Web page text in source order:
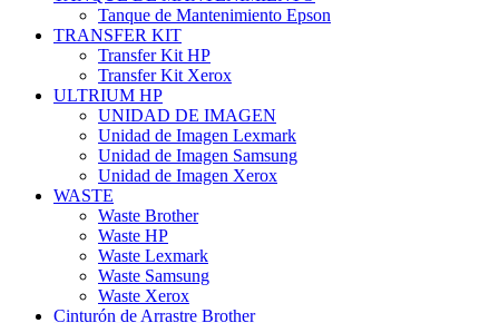
Tanque de Mantenimiento Epson
TRANSFER KIT
Transfer Kit HP
Transfer Kit Xerox
ULTRIUM HP
UNIDAD DE IMAGEN
Unidad de Imagen Lexmark
Unidad de Imagen Samsung
Unidad de Imagen Xerox
WASTE
Waste Brother
Waste HP
Waste Lexmark
Waste Samsung
Waste Xerox
Cinturón de Arrastre Brother